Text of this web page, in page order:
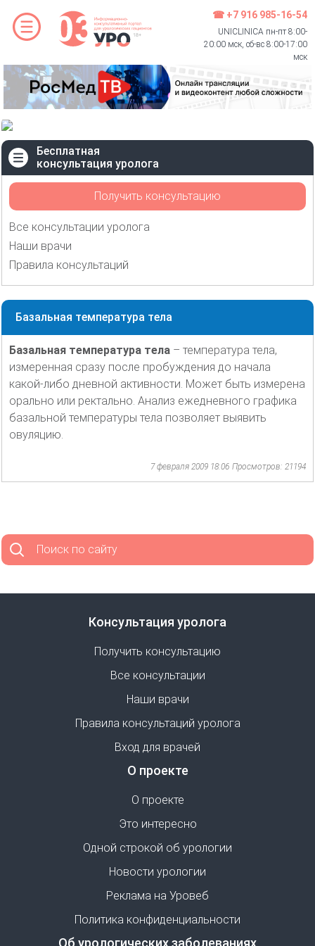
☎ +7 916 985-16-54
UNICLINICA пн-пт 8:00-
20:00 мск, сб-вс 8:00-17:00
мск
Бесплатная
консультация уролога
Получить консультацию
Все консультации уролога
Наши врачи
Правила консультаций
Базальная температура тела
Базальная температура тела – температура тела,
измеренная сразу после пробуждения до начала
какой-либо дневной активности. Может быть измерена
орально или ректально. Анализ ежедневного графика
базальной температуры тела позволяет выявить
овуляцию.
7 февраля 2009 18:06 Просмотров: 21194
Поиск по сайту
Консультация уролога
Получить консультацию
Все консультации
Наши врачи
Правила консультаций уролога
Вход для врачей
О проекте
О проекте
Это интересно
Одной строкой об урологии
Новости урологии
Реклама на Уровеб
Политика конфиденциальности
Об урологических заболеваниях